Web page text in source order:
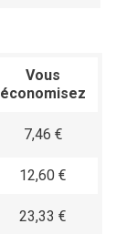
Vous
économisez
7,46 €
12,60 €
23,33 €